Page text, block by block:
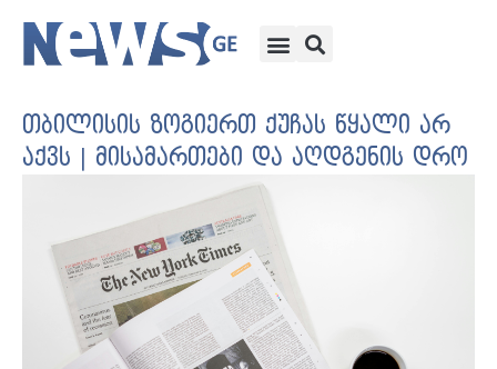
თბილისის ზოგიერთ ქუჩას წყალი არ
აქვს | მისამართები და აღდგენის დრო